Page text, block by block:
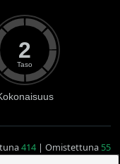
2
Taso
414| Omistettuna 55